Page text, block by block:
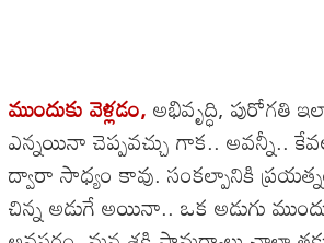
ముందుకు వెళ్లడం,అభివృద్ధి, పురోగతి
ఎన్నయినా చెప్పవచ్చు గాక.. అవన్నీ..
ద్వారా సాధ్యం కావు. సంకల్పానికి
చిన్న అడుగే అయినా.. ఒక అడుగు